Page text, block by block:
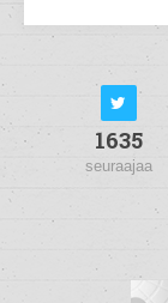
1635
seuraajaa